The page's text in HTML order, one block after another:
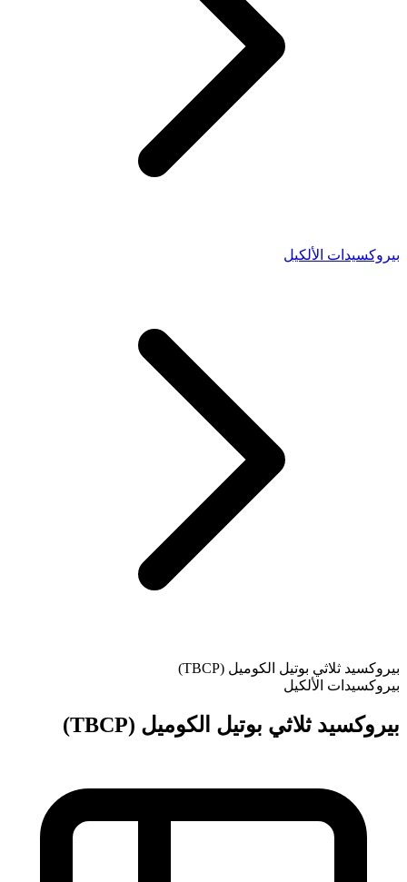
بيروكسيدات الألكيل
بيروكسيد ثلاثي بوتيل الكوميل (TBCP)
بيروكسيدات الألكيل
بيروكسيد ثلاثي بوتيل الكوميل (TBCP)